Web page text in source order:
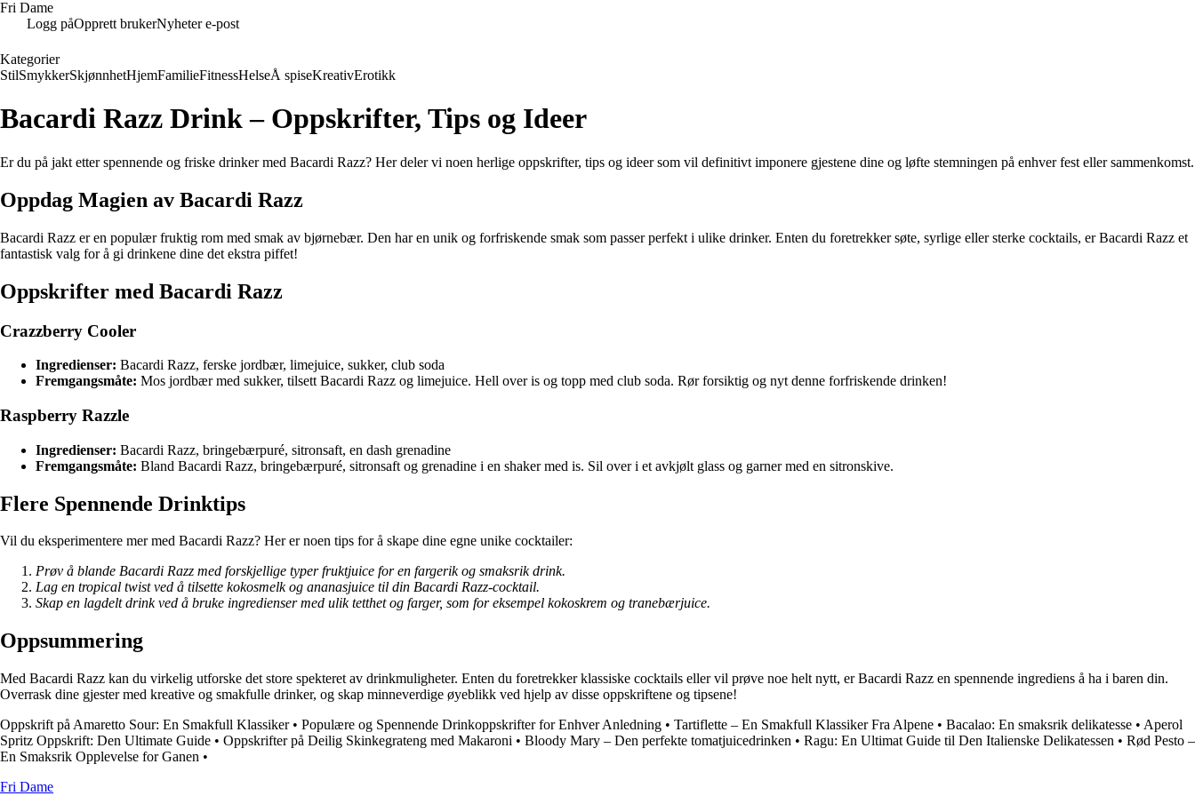
Fri Dame
Logg påOpprett brukerNyheter e-post
Kategorier
StilSmykkerSkjønnhetHjemFamilieFitnessHelseÅ spiseKreativErotikk
Bacardi Razz Drink – Oppskrifter, Tips og Ideer
Er du på jakt etter spennende og friske drinker med Bacardi Razz? Her deler vi noen herlige oppskrifter, tips og ideer som vil definitivt imponere gjestene dine og løfte stemningen på enhver fest eller sammenkomst.
Oppdag Magien av Bacardi Razz
Bacardi Razz er en populær fruktig rom med smak av bjørnebær. Den har en unik og forfriskende smak som passer perfekt i ulike drinker. Enten du foretrekker søte, syrlige eller sterke cocktails, er Bacardi Razz et
fantastisk valg for å gi drinkene dine det ekstra piffet!
Oppskrifter med Bacardi Razz
Crazzberry Cooler
Ingredienser: Bacardi Razz, ferske jordbær, limejuice, sukker, club soda
Fremgangsmåte: Mos jordbær med sukker, tilsett Bacardi Razz og limejuice. Hell over is og topp med club soda. Rør forsiktig og nyt denne forfriskende drinken!
Raspberry Razzle
Ingredienser: Bacardi Razz, bringebærpuré, sitronsaft, en dash grenadine
Fremgangsmåte: Bland Bacardi Razz, bringebærpuré, sitronsaft og grenadine i en shaker med is. Sil over i et avkjølt glass og garner med en sitronskive.
Flere Spennende Drinktips
Vil du eksperimentere mer med Bacardi Razz? Her er noen tips for å skape dine egne unike cocktailer:
Prøv å blande Bacardi Razz med forskjellige typer fruktjuice for en fargerik og smaksrik drink.
Lag en tropical twist ved å tilsette kokosmelk og ananasjuice til din Bacardi Razz-cocktail.
Skap en lagdelt drink ved å bruke ingredienser med ulik tetthet og farger, som for eksempel kokoskrem og tranebærjuice.
Oppsummering
Med Bacardi Razz kan du virkelig utforske det store spekteret av drinkmuligheter. Enten du foretrekker klassiske cocktails eller vil prøve noe helt nytt, er Bacardi Razz en spennende ingrediens å ha i baren din.
Overrask dine gjester med kreative og smakfulle drinker, og skap minneverdige øyeblikk ved hjelp av disse oppskriftene og tipsene!
Oppskrift på Amaretto Sour: En Smakfull Klassiker• Populære og Spennende Drinkoppskrifter for Enhver Anledning • Tartiflette – En Smakfull Klassiker Fra Alpene • Bacalao: En smaksrik delikatesse • Aperol
Spritz Oppskrift: Den Ultimate Guide • Oppskrifter på Deilig Skinkegrateng med Makaroni • Bloody Mary – Den perfekte tomatjuicedrinken • Ragu: En Ultimat Guide til Den Italienske Delikatessen • Rød Pesto –
En Smaksrik Opplevelse for Ganen •
Fri Dame